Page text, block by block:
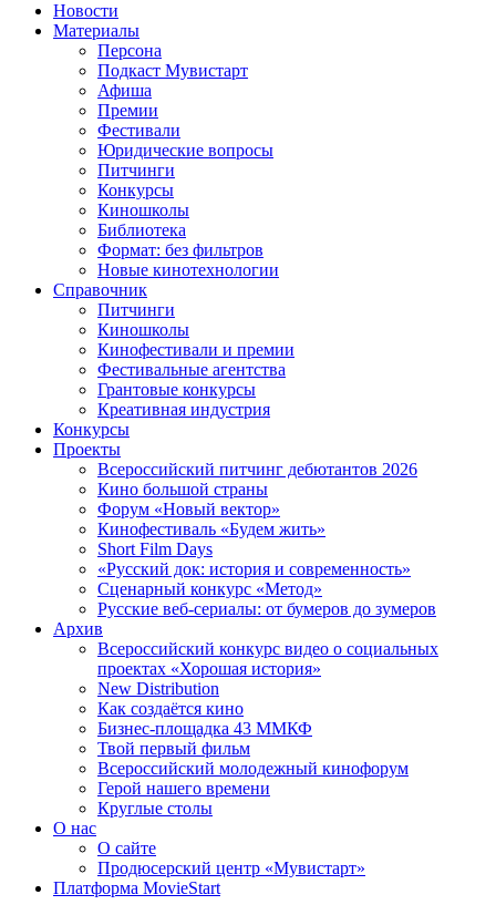
Новости
Материалы
Персона
Подкаст Мувистарт
Афиша
Премии
Фестивали
Юридические вопросы
Питчинги
Конкурсы
Киношколы
Библиотека
Формат: без фильтров
Новые кинотехнологии
Справочник
Питчинги
Киношколы
Кинофестивали и премии
Фестивальные агентства
Грантовые конкурсы
Креативная индустрия
Конкурсы
Проекты
Всероссийский питчинг дебютантов 2026
Кино большой страны
Форум «Новый вектор»
Кинофестиваль «Будем жить»
Short Film Days
«Русский док: история и современность»
Сценарный конкурс «Метод»
Русские веб-сериалы: от бумеров до зумеров
Архив
Всероссийский конкурс видео о социальных
проектах «Хорошая история»
New Distribution
Как создаётся кино
Бизнес-площадка 43 ММКФ
Твой первый фильм
Всероссийский молодежный кинофорум
Герой нашего времени
Круглые столы
О нас
О сайте
Продюсерский центр «Мувистарт»
Платформа MovieStart